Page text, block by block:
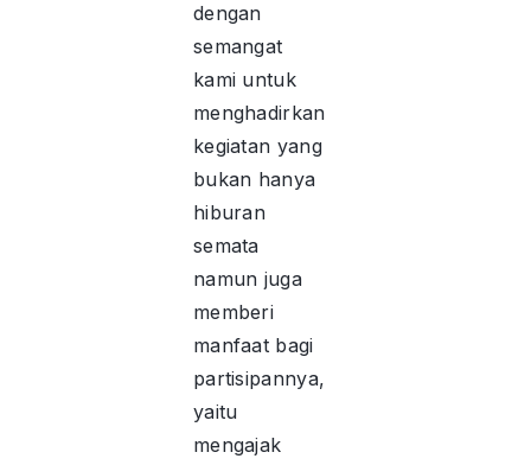
dengan
semangat
kami untuk
menghadirkan
kegiatan yang
bukan hanya
hiburan
semata
namun juga
memberi
manfaat bagi
partisipannya,
yaitu
mengajak